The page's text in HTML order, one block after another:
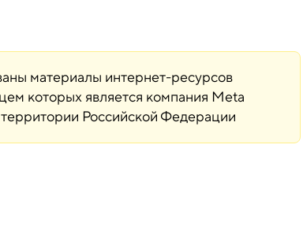
материалы интернет-ресурсов
которых является компания Meta
Российской Федерации